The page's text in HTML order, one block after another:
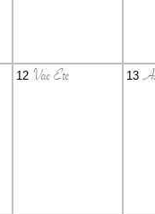
12 Vac Eté 13